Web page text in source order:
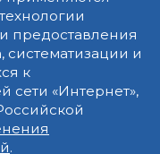
предоставления
и
к
сети «Интернет»,
.